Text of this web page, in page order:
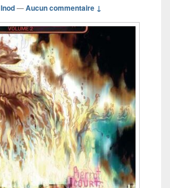
Inod—Aucun commentaire ↓